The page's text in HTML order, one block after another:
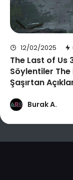
12/02/2025
The Last of Us
Söylentiler The
Şaşırtan
Burak A.